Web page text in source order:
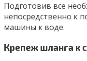
Подготовив все
непосредственно к
машины к воде.
Крепеж шланга к